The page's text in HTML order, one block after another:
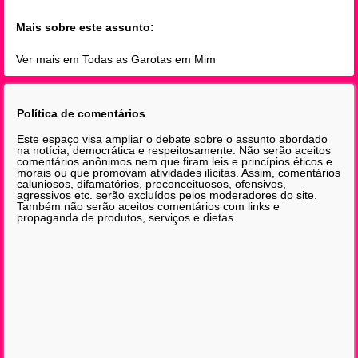
Mais sobre este assunto:
Ver mais em Todas as Garotas em Mim
Política de comentários
Este espaço visa ampliar o debate sobre o assunto abordado
na notícia, democrática e respeitosamente. Não serão aceitos
comentários anônimos nem que firam leis e princípios éticos e
morais ou que promovam atividades ilícitas. Assim, comentários
caluniosos, difamatórios, preconceituosos, ofensivos,
agressivos etc. serão excluídos pelos moderadores do site.
Também não serão aceitos comentários com links e
propaganda de produtos, serviços e dietas.